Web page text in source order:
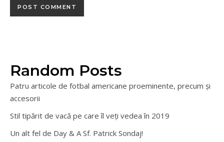
Random Posts
Patru articole de fotbal americane proeminente, precum și
accesorii
Stil tipărit de vacă pe care îl veți vedea în 2019
Un alt fel de Day & A Sf. Patrick Sondaj!